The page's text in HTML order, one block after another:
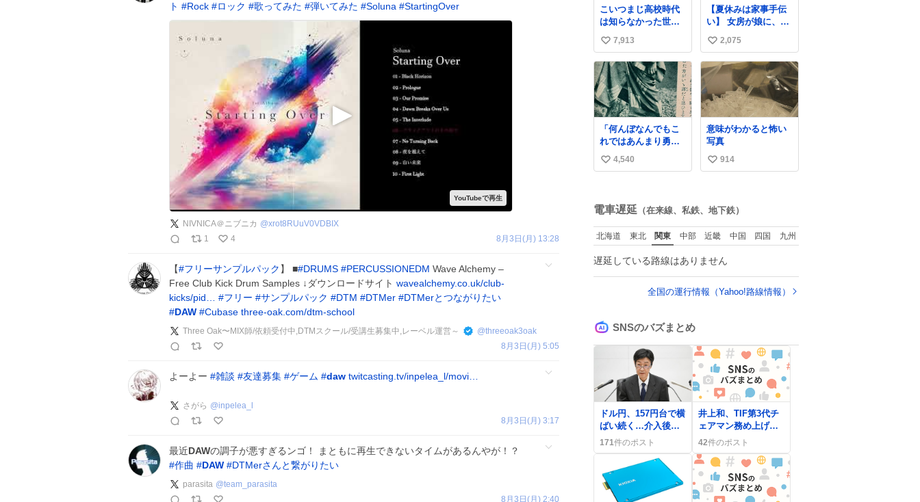
ト #Rock #ロック #歌ってみた #弾いてみた #Soluna #StartingOver
NIVNICA＠ニブニカ @xrot8RUuV0VDBIX
1
4 8月3日(月) 13:28
【#フリーサンプルパック 】 ■#DRUMS #PERCUSSIONEDM Wave Alchemy –
Free Club Kick Drum Samples ↓ダウンロードサイト wavealchemy.co.uk/club-
kicks/pid…
#フリー #サンプルパック #DTM #DTMer #DTMerとつながりたい
#DAW #Cubase three-oak.com/dtm-school
Three Oak〜MIX師/依頼受付中,DTMスクール/受講生募集中,レーベル運営～ @threeoak3oak
8月3日(月) 5:05
よーよー #雑談 #友達募集 #ゲーム #daw twitcasting.tv/inpelea_l/movi…
さがら @inpelea_l
8月3日(月) 3:17
最近DAWの調子が悪すぎるンゴ！ まともに再生できないタイムがあるんやが！？
#作曲 #DAW #DTMerさんと繋がりたい
parasita @team_parasita
8月3日(月) 2:40
こいつまじ高校時代
は知らなかった世界
史が溢れすぎてて
𝑩𝑰𝑮 𝑳𝑶𝑽𝑬＿＿
い
い
ね
数
7,913
【夏休みは家事手伝
い】 女房が娘に、働
いたらバイト代もら
えば？と言ったら、
娘は、いらない、と
言って黙々と働いて
くれました。 あとで
ソフトクリーム買っ
てやろうと思いまし
た。
い
い
ね
数
2,075
「何んぼなんでもこ
れではあんまり勇敢
すぎます。」 女性の
立ち振る舞い指南コ
ない」という言葉を
使わず「勇敢すぎま
す」と洒落っ気たっ
ぷりにたしなめる当
すぎます、使ってい
きたい… （昭和4年
婦人倶楽部新年号よ
い
数
4,540
意味がわかると怖い
写真
い
数
914
電車遅延 （在来線、私鉄、地下鉄）
北海道 東北 関東 中部 近畿 中国 四国 九州
遅延している路線はありません
全国の運行情報（Yahoo!路線情報）
SNSのバズまとめ
ドル円、157円台で横
ばい続く…介入後の
動きにユーザーは
171件のポスト
井上和、TIF第3代チ
ェアマン務め上げ
「お疲れ様」称賛の
42件のポスト